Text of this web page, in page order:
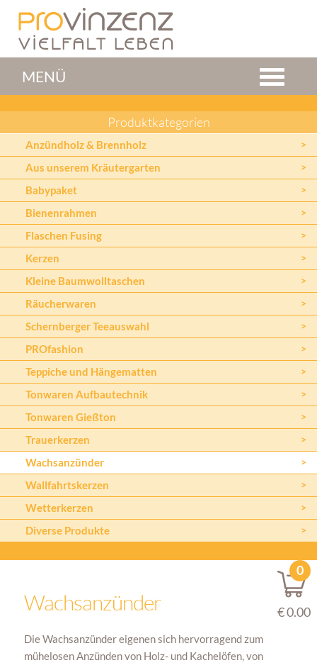
MENÜ
Produktkategorien
Anzündholz & Brennholz
Aus unserem Kräutergarten
Babypaket
Bienenrahmen
Flaschen Fusing
Kerzen
Kleine Baumwolltaschen
Räucherwaren
Schernberger Teeauswahl
PROfashion
Teppiche und Hängematten
Tonwaren Aufbautechnik
Tonwaren Gießton
Trauerkerzen
Wachsanzünder
Wallfahrtskerzen
Wetterkerzen
Diverse Produkte
Wachsanzünder
Die Wachsanzünder eigenen sich hervorragend zum
mühelosen Anzünden von Holz- und Kachelöfen, von
0
€ 0.00